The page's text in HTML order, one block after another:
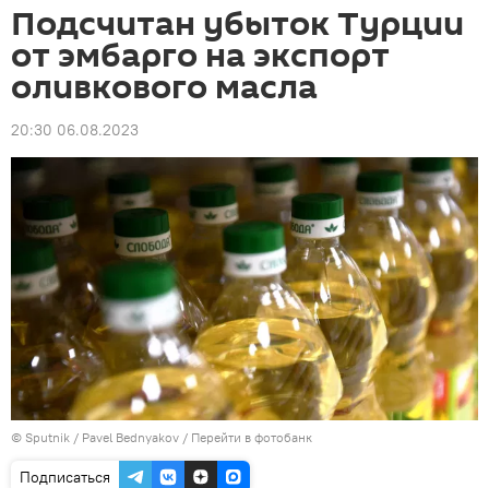
Подсчитан убыток Турции
от эмбарго на экспорт
оливкового масла
20:30 06.08.2023
© Sputnik / Pavel Bednyakov / Перейти в фотобанк
Подписаться